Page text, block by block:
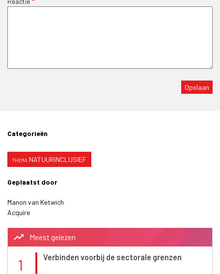
Categorieën
NATUURINCLUSIEF
Geplaatst door
Manon van Ketwich
Acquire
trending_up Meest gelezen
1 Verbinden voorbij de sectorale grenzen